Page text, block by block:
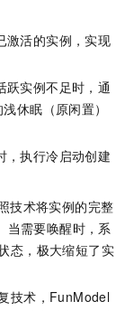
激活的实例，实现
跃实例不足时，通
休眠（原闲置）
，执行冷启动创建
技术将实例的完整
当需要唤醒时，系
态，极大缩短了实
技术，FunModel